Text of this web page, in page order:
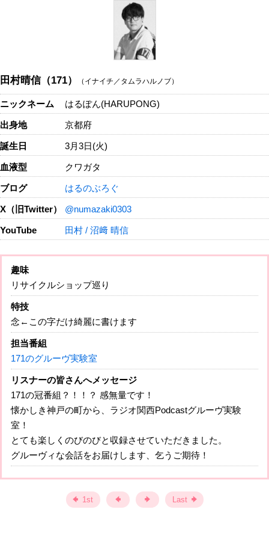
田村晴信（171） （イナイチ／タムラハルノブ）
ニックネーム はるぽん(HARUPONG)
出身地 京都府
誕生日 3月3日(火)
血液型 クワガタ
ブログ はるのぶろぐ
X（旧Twitter） @numazaki0303
YouTube 田村 / 沼﨑 晴信
趣味
リサイクルショップ巡り
特技
念←この字だけ綺麗に書けます
担当番組
171のグルーヴ実験室
リスナーの皆さんへメッセージ
171の冠番組？！！？ 感無量です！
懐かしき神戸の町から、ラジオ関西Podcastグルーヴ実験
室！
とても楽しくのびのびと収録させていただきました。
グルーヴィな会話をお届けします、乞うご期待！
1st Last